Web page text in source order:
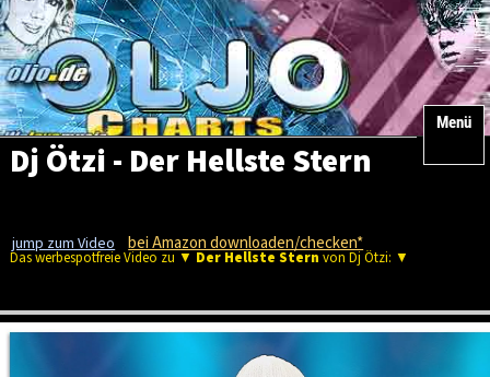
Menü
Dj Ötzi - Der Hellste Stern
jump zum Video bei Amazon downloaden/checken*
Das werbespotfreie Video zu ▼ Der Hellste Stern von Dj Ötzi: ▼